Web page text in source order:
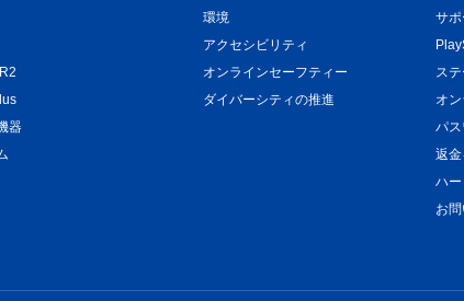
器
環境
アクセシビリティ
オンラインセーフティー
ダイバーシティの推進
サ
ス
オ
パス
返金
ハ
お